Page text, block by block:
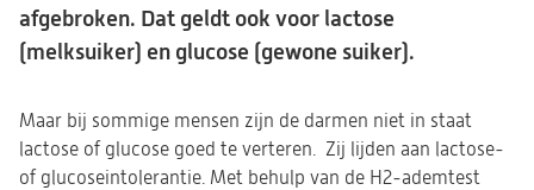
afgebroken. Dat geldt ook voor lactose
(melksuiker) en glucose (gewone suiker).
Maar bij sommige mensen zijn de darmen niet in staat
lactose of glucose goed te verteren. Zij lijden aan lactose-
of glucoseintolerantie. Met behulp van de H2-ademtest